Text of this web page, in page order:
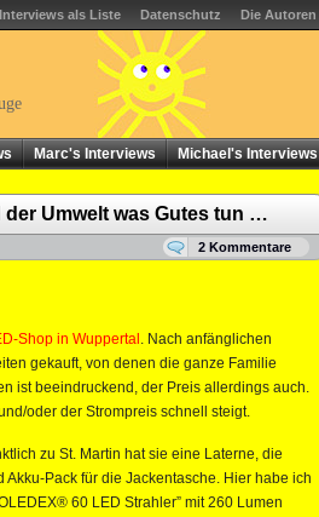
als Liste Datenschutz Die Autoren
Marc's Interviews Michael's Interviews
Umwelt was Gutes tun …
2 Kommentare
Shop in Wuppertal . Nach anfänglichen
gekauft, von denen die ganze Familie
ist beeindruckend, der Preis allerdings auch.
oder der Strompreis schnell steigt.
zu St. Martin hat sie eine Laterne, die
Pack für die Jackentasche. Hier habe ich
60 LED Strahler” mit 260 Lumen